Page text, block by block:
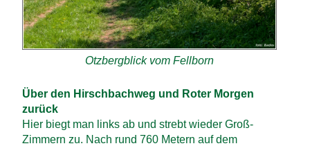
Otzbergblick vom Fellborn
Über den Hirschbachweg und Roter Morgen
zurück
Hier biegt man links ab und strebt wieder Groß-
Zimmern zu. Nach rund 760 Metern auf dem